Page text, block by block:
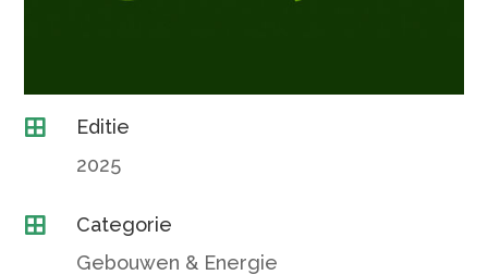

Editie
2025

Categorie
Gebouwen & Energie